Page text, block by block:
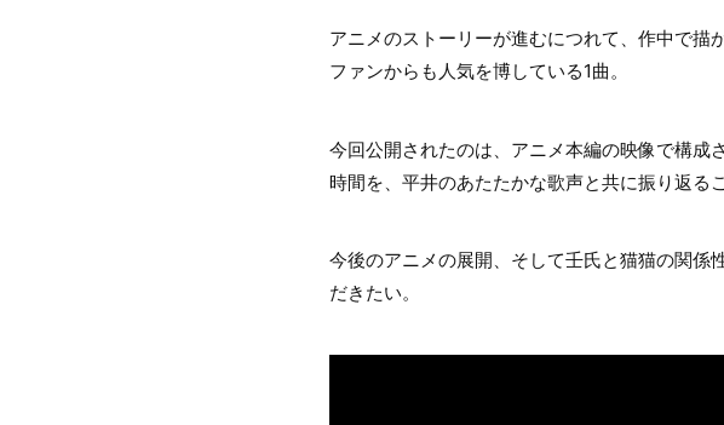
アニメのストーリーが進むにつれて、作中で描
ファンからも人気を博している1曲。
今回公開されたのは、アニメ本編の映像で構成
時間を、平井のあたたかな歌声と共に振り返る
今後のアニメの展開、そして壬氏と猫猫の関係
だきたい。